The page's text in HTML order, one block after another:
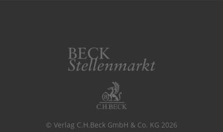
© Verlag C.H.Beck GmbH & Co. KG 2026